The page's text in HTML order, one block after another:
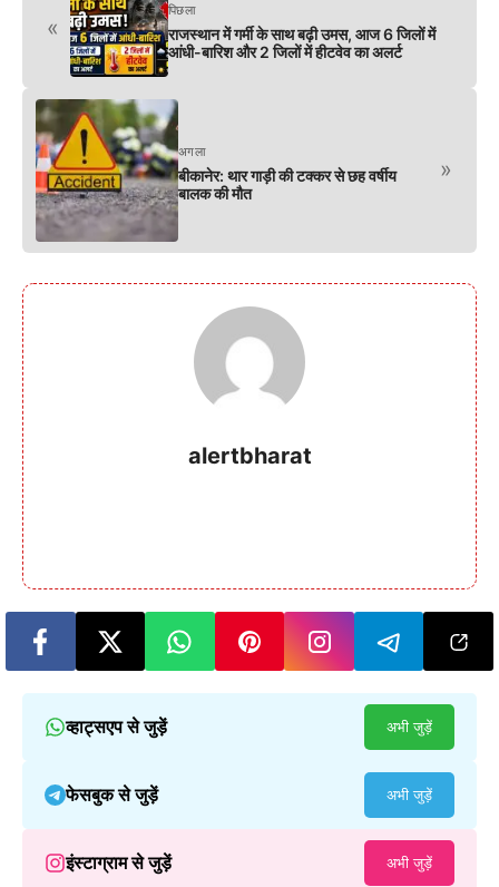
«
पिछला
राजस्थान में गर्मी के साथ बढ़ी उमस, आज 6 जिलों में
आंधी-बारिश और 2 जिलों में हीटवेव का अलर्ट
अगला
बीकानेर: थार गाड़ी की टक्कर से छह वर्षीय
बालक की मौत
»
alertbharat
व्हाट्सएप से जुड़ें अभी जुड़ें
फेसबुक से जुड़ें अभी जुड़ें
इंस्टाग्राम से जुड़ें अभी जुड़ें